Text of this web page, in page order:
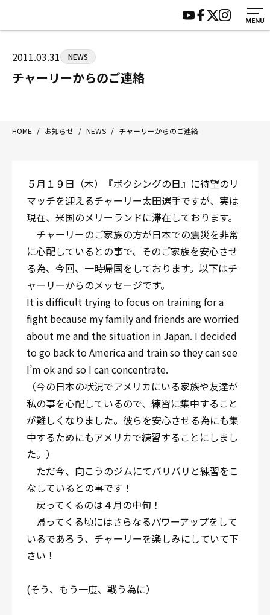
MENU
八王子中屋ボクシングジム
〒192-0072 東京都八王子市南町3-8 第2原嶋ビル1F
Tel/Fax：042-622-7222
営業時間：月〜土 14:00〜22:00 / 日・祝 14:00〜19:00
HOME
ジムについて
トレーニング
入会案内
施設紹介
サポーター募集
2011.03.31 NEWS
チャーリーからのご連絡
HOME / お知らせ / NEWS / チャーリーからのご連絡
５月１９日（木）『ボクシングの日』に待望のリ
マッチを迎えるチャーリー太田選手ですが、実は
現在、米国のメリーランドに滞在しております。
チャーリーのご家族の方が日本での震災を非常
に心配しているとの事で、そのご家族を安心させ
る為、今回、一時帰国をしております。以下はチ
ャーリーからのメッセージです。
It is difficult trying to focus on training for a
fight because my family and friends are worried
about me and the situation in Japan. I decided
to go back to America and train so they can see
I’m ok and so I can concentrate.
（今の日本の状況でアメリカにいる家族や友達が
私の事を心配しているので、練習に集中すること
が難しくなりました。彼らを安心させる為にも集
中するためにもアメリカで練習することにしまし
た。）
ただ今、向こうのジムにてバリバリと練習をこ
なしているとの事です！
戻ってくるのは４月の中旬！
帰ってくる頃にはさらなるパワーアップをして
いるであろう、チャーリーを楽しみにしていて下
さい！
(そう、もう一度、戦う為に）